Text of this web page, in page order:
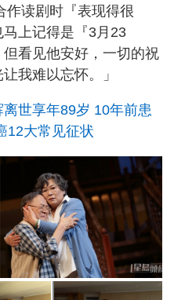
作读剧时『表现得很
上记得是『3月23
看见他安好，一切的祝
我难以忘怀。」
世享年89岁 10年前患
12大常见征状